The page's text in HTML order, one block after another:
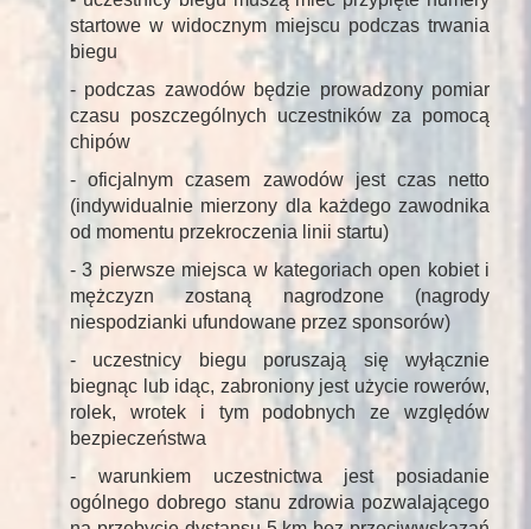
startowe w widocznym miejscu podczas trwania
biegu
- podczas zawodów będzie prowadzony pomiar
czasu poszczególnych uczestników za pomocą
chipów
- oficjalnym czasem zawodów jest czas netto
(indywidualnie mierzony dla każdego zawodnika
od momentu przekroczenia linii startu)
- 3 pierwsze miejsca w kategoriach open kobiet i
mężczyzn zostaną nagrodzone (nagrody
niespodzianki ufundowane przez sponsorów)
- uczestnicy biegu poruszają się wyłącznie
biegnąc lub idąc, zabroniony jest użycie rowerów,
rolek, wrotek i tym podobnych ze względów
bezpieczeństwa
- warunkiem uczestnictwa jest posiadanie
ogólnego dobrego stanu zdrowia pozwalającego